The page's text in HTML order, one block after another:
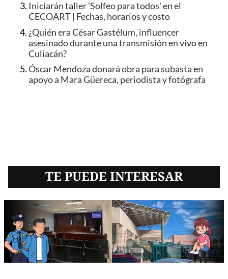
Iniciarán taller 'Solfeo para todos' en el
CECOART | Fechas, horarios y costo
¿Quién era César Gastélum, influencer
asesinado durante una transmisión en vivo en
Culiacán?
Óscar Mendoza donará obra para subasta en
apoyo a Mara Güereca, periodista y fotógrafa
TE PUEDE INTERESAR